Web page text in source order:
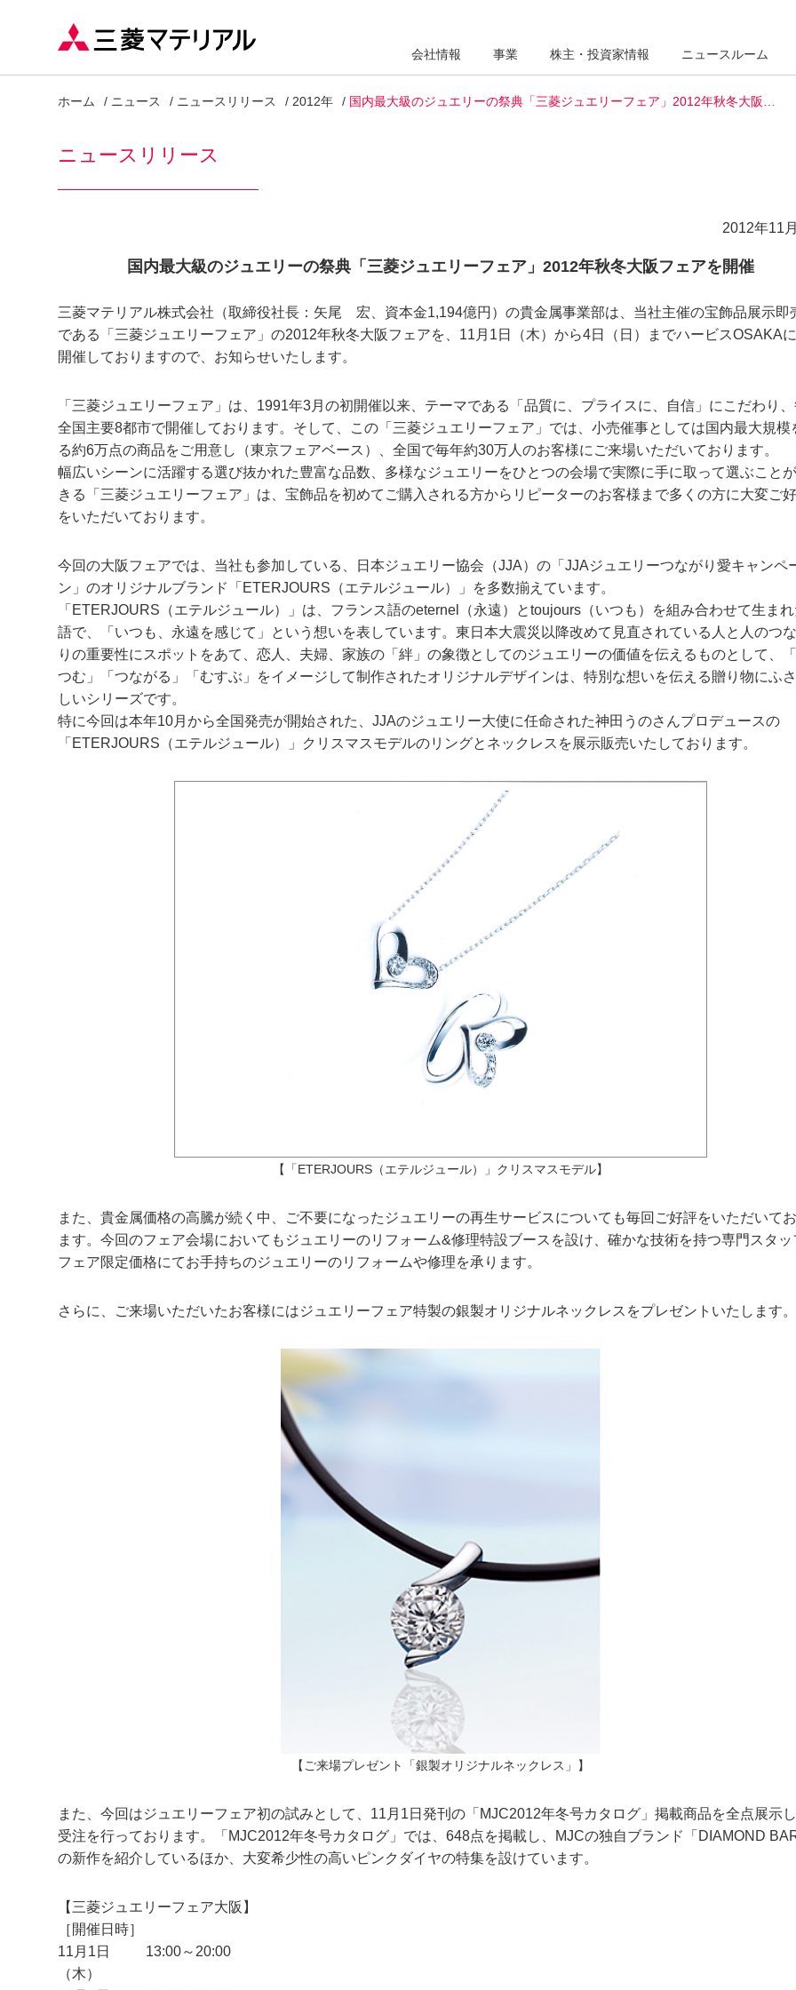
会社情報 事業 株主・投資家情報 ニュースルーム
ホーム ニュース ニュースリリース 2012年 国内最大級のジュエリーの祭典「三菱ジュエリーフェア」2012年秋冬大阪…
ニュースリリース
2012年11
国内最大級のジュエリーの祭典「三菱ジュエリーフェア」2012年秋冬大阪フェアを開催
三菱マテリアル株式会社（取締役社長：矢尾 宏、資本金1,194億円）の貴金属事業部は、当社主催の宝飾品展示即
である「三菱ジュエリーフェア」の2012年秋冬大阪フェアを、11月1日（木）から4日（日）までハービスOSAKA
開催しておりますので、お知らせいたします。
「三菱ジュエリーフェア」は、1991年3月の初開催以来、テーマである「品質に、プライスに、自信」にこだわり
全国主要8都市で開催しております。そして、この「三菱ジュエリーフェア」では、小売催事としては国内最大規模
る約6万点の商品をご用意し（東京フェアベース）、全国で毎年約30万人のお客様にご来場いただいております。
幅広いシーンに活躍する選び抜かれた豊富な品数、多様なジュエリーをひとつの会場で実際に手に取って選ぶこと
きる「三菱ジュエリーフェア」は、宝飾品を初めてご購入される方からリピーターのお客様まで多くの方に大変ご
をいただいております。
今回の大阪フェアでは、当社も参加している、日本ジュエリー協会（JJA）の「JJAジュエリーつながり愛キャンペ
ン」のオリジナルブランド「ETERJOURS（エテルジュール）」を多数揃えています。
「ETERJOURS（エテルジュール）」は、フランス語のeternel（永遠）とtoujours（いつも）を組み合わせて生ま
語で、「いつも、永遠を感じて」という想いを表しています。東日本大震災以降改めて見直されている人と人のつ
りの重要性にスポットをあて、恋人、夫婦、家族の「絆」の象徴としてのジュエリーの価値を伝えるものとして、
つむ」「つながる」「むすぶ」をイメージして制作されたオリジナルデザインは、特別な想いを伝える贈り物にふ
しいシリーズです。
特に今回は本年10月から全国発売が開始された、JJAのジュエリー大使に任命された神田うのさんプロデュースの
「ETERJOURS（エテルジュール）」クリスマスモデルのリングとネックレスを展示販売いたしております。
【「ETERJOURS（エテルジュール）」クリスマスモデル】
また、貴金属価格の高騰が続く中、ご不要になったジュエリーの再生サービスについても毎回ご好評をいただいてお
ます。今回のフェア会場においてもジュエリーのリフォーム&修理特設ブースを設け、確かな技術を持つ専門スタッ
フェア限定価格にてお手持ちのジュエリーのリフォームや修理を承ります。
さらに、ご来場いただいたお客様にはジュエリーフェア特製の銀製オリジナルネックレスをプレゼントいたします。
【ご来場プレゼント「銀製オリジナルネックレス」】
また、今回はジュエリーフェア初の試みとして、11月1日発刊の「MJC2012年冬号カタログ」掲載商品を全点展示し
受注を行っております。「MJC2012年冬号カタログ」では、648点を掲載し、MJCの独自ブランド「DIAMOND BAR
の新作を紹介しているほか、大変希少性の高いピンクダイヤの特集を設けています。
【三菱ジュエリーフェア大阪】
［開催日時］
11月1日
（木）
13:00～20:00